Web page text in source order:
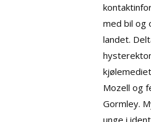
med bil og
landet.
Mozell og
Gormley.